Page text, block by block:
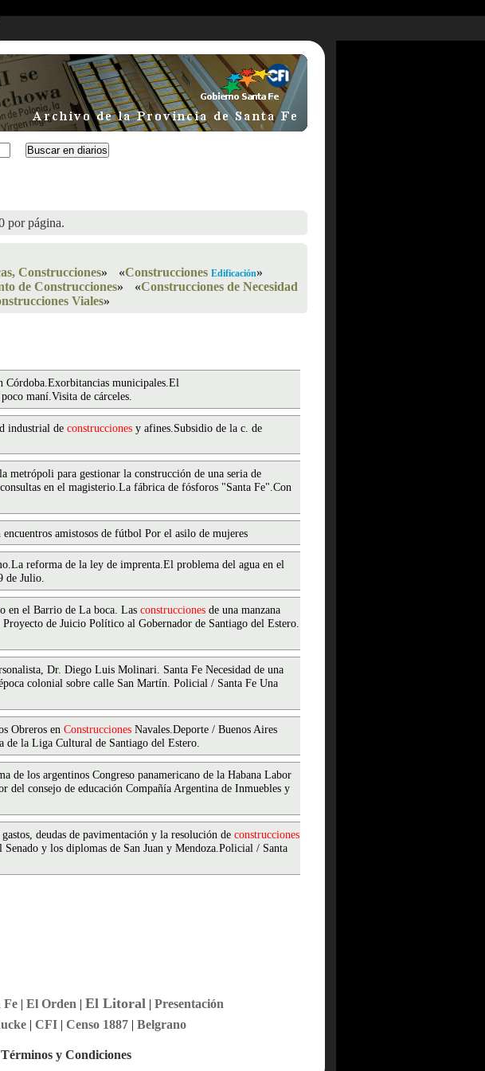
por página.
Construcciones» «Construcciones Edificación»
de Construcciones» «Construcciones de Necesidad
Viales»
Córdoba.Exorbitancias municipales.El
maní.Visita de cárceles.
industrial de construcciones y afines.Subsidio de la c. de
metrópoli para gestionar la construcción de una seria de
en el magisterio.La fábrica de fósforos "Santa Fe".Con
amistosos de fútbol Por el asilo de mujeres
reforma de la ley de imprenta.El problema del agua en el
de Julio.
en el Barrio de La boca. Las construcciones de una manzana
de Juicio Político al Gobernador de Santiago del Estero.
Dr. Diego Luis Molinari. Santa Fe Necesidad de una
colonial sobre calle San Martín. Policial / Santa Fe Una
Obreros en Construcciones Navales.Deporte / Buenos Aires
de la Liga Cultural de Santiago del Estero.
de los argentinos Congreso panamericano de la Habana Labor
consejo de educación Compañía Argentina de Inmuebles y
deudas de pavimentación y la resolución de construcciones
y los diplomas de San Juan y Mendoza.Policial / Santa
Fe| El Orden | El Litoral | Presentación
| CFI| Censo 1887| Belgrano
Términos y Condiciones